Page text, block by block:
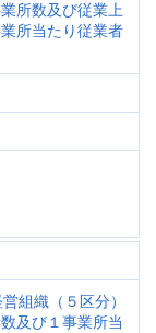
所数及び従業上
所当たり従業者
組織（５区分）
及び１事業所当